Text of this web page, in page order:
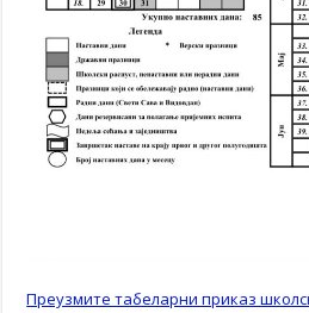
Преузмите табеларни приказ